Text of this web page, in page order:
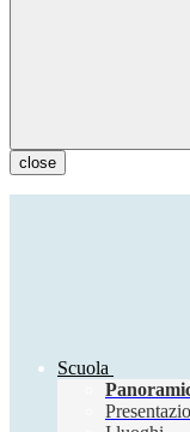
close
Scuola